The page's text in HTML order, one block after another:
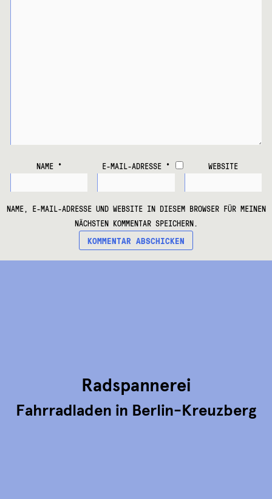
NAME * E-MAIL-ADRESSE * WEBSITE
NAME, E-MAIL-ADRESSE UND WEBSITE IN DIESEM BROWSER FÜR MEINEN
NÄCHSTEN KOMMENTAR SPEICHERN.
Radspannerei
Fahrradladen in Berlin-Kreuzberg